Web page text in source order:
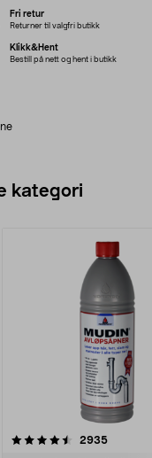
Fri retur
Returner til valgfri butikk
Klikk&Hent
Bestill på nett og hent i butikk
kategori
2935
4.5 av 5 stjerner